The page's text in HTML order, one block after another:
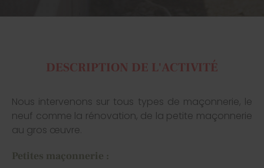
DESCRIPTION DE L'ACTIVITÉ
Nous intervenons sur tous types de maçonnerie, le
neuf comme la rénovation, de la petite maçonnerie
au gros œuvre.
Petites maçonnerie :